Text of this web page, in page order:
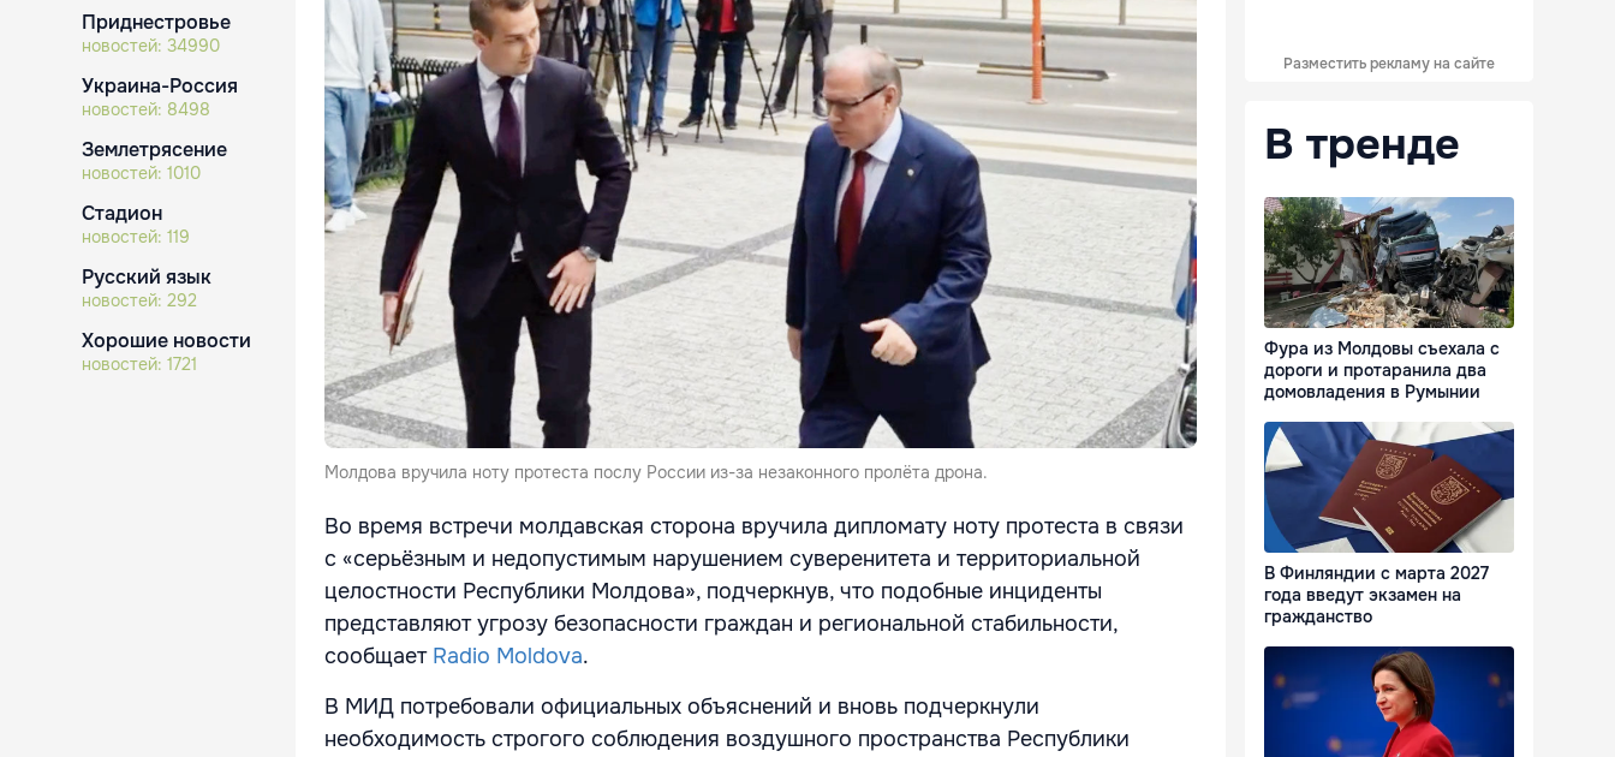
Приднестровье
новостей: 34990
Украина-Россия
новостей: 8498
Землетрясение
новостей: 1010
Стадион
новостей: 119
Русский язык
новостей: 292
Хорошие новости
новостей: 1721
Молдова вручила ноту протеста послу России из-за незаконного пролёта дрона.
Во время встречи молдавская сторона вручила дипломату ноту протеста в связи
с «серьёзным и недопустимым нарушением суверенитета и территориальной
целостности Республики Молдова», подчеркнув, что подобные инциденты
представляют угрозу безопасности граждан и региональной стабильности,
сообщаетRadio Moldova.
В МИД потребовали официальных объяснений и вновь подчеркнули
необходимость строгого соблюдения воздушного пространства Республики
Разместить рекламу на сайте
В тренде
Фура из Молдовы съехала с
дороги и протаранила два
домовладения в Румынии
В Финляндии с марта 2027
года введут экзамен на
гражданство